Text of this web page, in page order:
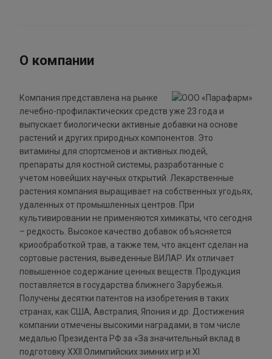
О компании
Компания представлена на рынке
лечебно-профилактических средств уже 23 года и
выпускает биологически активные добавки на основе
растений и других природных компонентов. Это
витамины для спортсменов и активных людей,
препараты для костной системы, разработанные с
учетом новейших научных открытий. Лекарственные
растения компания выращивает на собственных угодьях,
удаленных от промышленных центров. При
культивировании не применяются химикаты, что сегодня
– редкость. Высокое качество добавок объясняется
криообработкой трав, а также тем, что акцент сделан на
сортовые растения, выведенные ВИЛАР. Их отличает
повышенное содержание ценных веществ. Продукция
поставляется в государства ближнего Зарубежья.
Получены десятки патентов на изобретения в таких
странах, как США, Австралия, Япония и др. Достижения
компании отмечены высокими наградами, в том числе
медалью Президента РФ за «За значительный вклад в
подготовку XXII Олимпийских зимних игр и XI